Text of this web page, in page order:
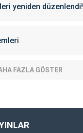
yeniden düzenlendi!
FAZLA GÖSTER